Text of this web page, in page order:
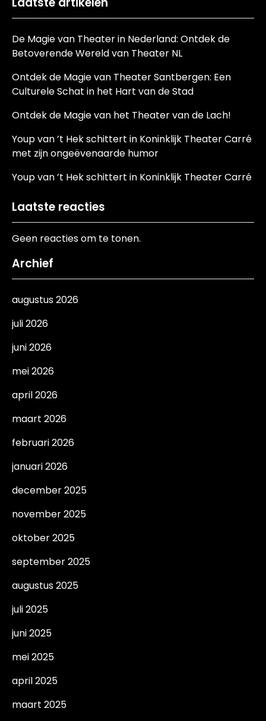
De Magie van Theater in Nederland: Ontdek de
Betoverende Wereld van Theater NL
Ontdek de Magie van Theater Santbergen: Een
Culturele Schat in het Hart van de Stad
Ontdek de Magie van het Theater van de Lach!
Youp van ’t Hek schittert in Koninklijk Theater Carré
met zijn ongeëvenaarde humor
Youp van ’t Hek schittert in Koninklijk Theater Carré
Laatste reacties
Geen reacties om te tonen.
Archief
augustus 2026
juli 2026
juni 2026
mei 2026
april 2026
maart 2026
februari 2026
januari 2026
december 2025
november 2025
oktober 2025
september 2025
augustus 2025
juli 2025
juni 2025
mei 2025
april 2025
maart 2025